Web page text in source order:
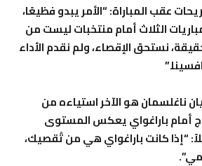
عقب المباراة: “الأمر يبدو فظيعًا،
الثلاث أمام منتخبات ليست من
نستحق الإقصاء، ولم نقدم الأداء
ناغلسمان هو الآخر استياءه من
أمام باراغواي يعكس المستوى
“إذا كانت باراغواي هي من تُقصيك،